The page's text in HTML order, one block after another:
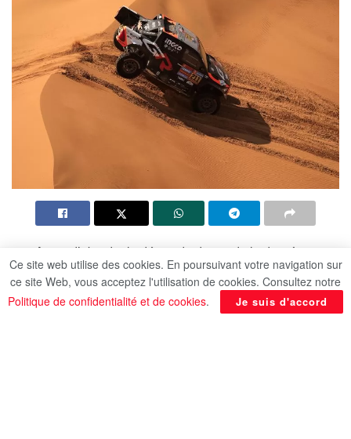
Avant d’aborder le désert de dunes de la dernière
ligne droite du Dakar-2025, le Sud-Africain Henk
Lategan (Toyota) a conforté sa première place au
classement général provisoire des autos en
Ce site web utilise des cookies. En poursuivant votre navigation sur
ce site Web, vous acceptez l'utilisation de cookies. Consultez notre
Politique de confidentialité et de cookies. Je suis d'accord